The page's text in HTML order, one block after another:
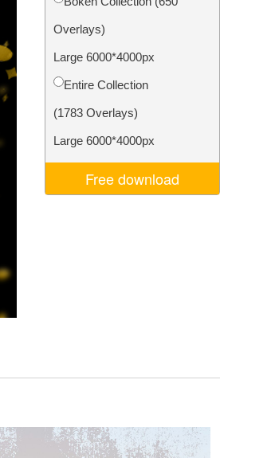
Editing Services
Overlays)
Large 6000*4000px
Entire Collection
(1783 Overlays)
Large 6000*4000px
Free download